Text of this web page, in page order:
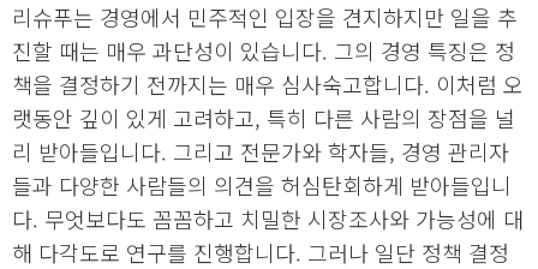
리슈푸는 경영에서 민주적인 입장을 견지하지만 일을 추
진할 때는 매우 과단성이 있습니다. 그의 경영 특징은 정
책을 결정하기 전까지는 매우 심사숙고합니다. 이처럼 오
랫동안 깊이 있게 고려하고, 특히 다른 사람의 장점을 널
리 받아들입니다. 그리고 전문가와 학자들, 경영 관리자
들과 다양한 사람들의 의견을 허심탄회하게 받아들입니
다. 무엇보다도 꼼꼼하고 치밀한 시장조사와 가능성에 대
해 다각도로 연구를 진행합니다. 그러나 일단 정책 결정